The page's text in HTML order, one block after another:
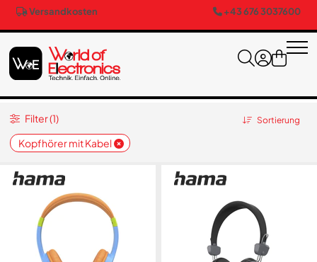
Versandkosten +43 676 3037600
Sortierung
Kopfhörer mit Kabel
Filter (1)